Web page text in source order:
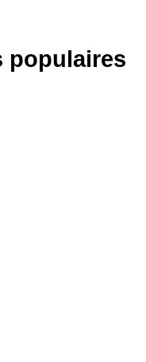
populaires